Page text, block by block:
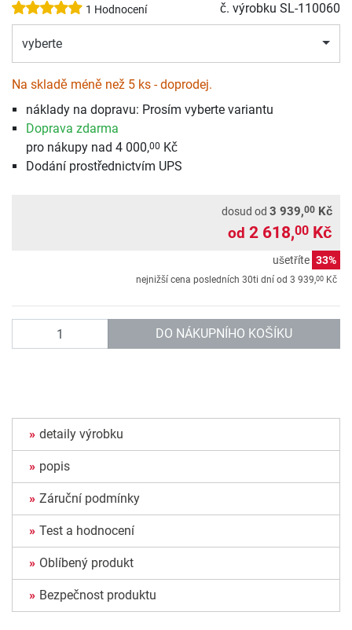
1 Hodnocení č. výrobku SL-110060
vyberte
Na skladě méně než 5 ks - doprodej.
náklady na dopravu: Prosím vyberte variantu
Doprava zdarma
pro nákupy nad 4 000,00 Kč
Dodání prostřednictvím UPS
dosud od 3 939,00 Kč
od 2 618,00 Kč
ušetříte 33%
nejnižší cena posledních 30ti dní od 3 939,00 Kč
DO NÁKUPNÍHO KOŠÍKU
detaily výrobku
popis
Záruční podmínky
Test a hodnocení
Oblíbený produkt
Bezpečnost produktu